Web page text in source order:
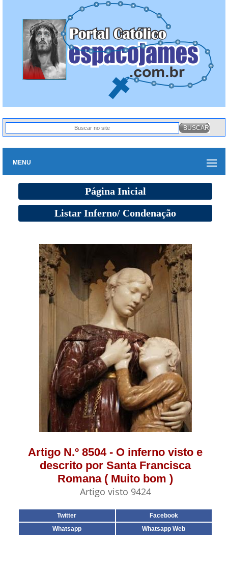
MENU
Página Inicial
Listar Inferno/ Condenação
Artigo N.º 8504 - O inferno visto e
descrito por Santa Francisca
Romana ( Muito bom )
Artigo visto 9424
Twitter
Facebook
Whatsapp
Whatsapp Web